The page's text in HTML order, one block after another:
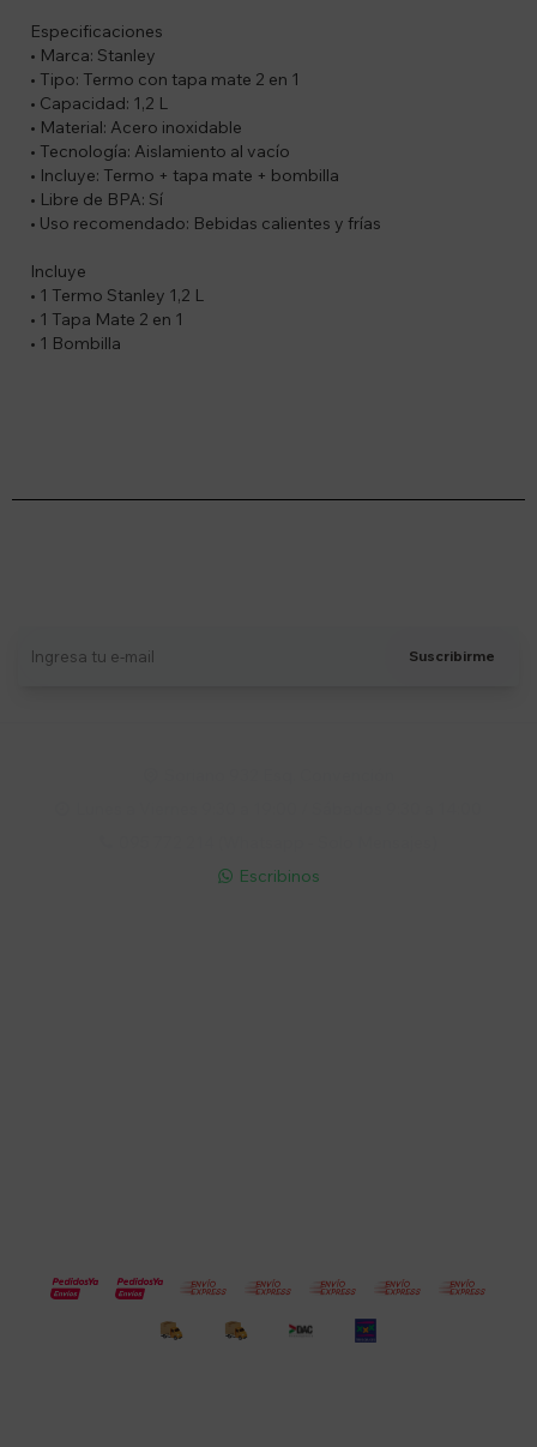
Especificaciones
• Marca: Stanley
• Tipo: Termo con tapa mate 2 en 1
• Capacidad: 1,2 L
• Material: Acero inoxidable
• Tecnología: Aislamiento al vacío
• Incluye: Termo + tapa mate + bombilla
• Libre de BPA: Sí
• Uso recomendado: Bebidas calientes y frías
Incluye
• 1 Termo Stanley 1,2 L
• 1 Tapa Mate 2 en 1
• 1 Bombilla
Suscribirme
 Escribinos